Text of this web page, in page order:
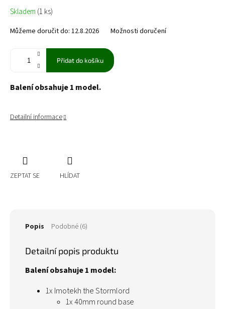
Měrná
cena:
Skladem (1 ks)
Můžeme doručit do: 12.8.2026 Možnosti doručení
Přidat do košíku
Balení obsahuje 1 model.
Detailní informace
ZEPTAT SE HLÍDAT
Popis Podobné (6)
Detailní popis produktu
Balení obsahuje 1 model:
1x Imotekh the Stormlord
1x 40mm round base